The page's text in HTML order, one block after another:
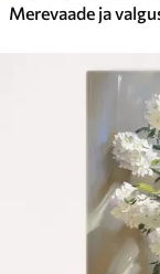
Merevaade ja